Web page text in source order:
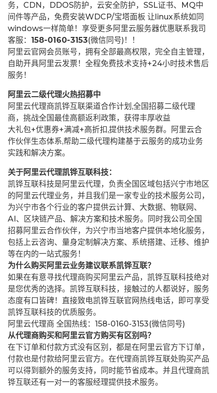
务，CDN，DDOS防护，云安全防护，SSL证书、MQ中
间件等产品，免费安装WDCP/宝塔面板 让 linux系统如同
windows一样简单！享受更多阿里云服务器优惠联系我司
客服： 158-0160-3153(微信同号)！！
阿里云官网会员账号，拥有全部最高权限，完全自主管理，
自助开具阿里云发票！全程免费技术支持+24小时技术售后
服务！
阿里云二级代理火热招募中
阿里云代理商凯铧互联渠道合作计划,全国招募二级代理
商，挑战全国最佳高额返利政策，获得丰厚收益
大礼包+优惠券+满减+高折扣,提供技术服务群。阿里云合
作伙伴生态体系,帮助二级代理构建基于云服务的成功业务
实践和解决方案。
关于阿里云代理凯铧互联科技：
凯铧互联科技是阿里云代理，负责全国区域包括兴宁市地区
的阿里云代理业务，并且我们是一家专业的技术服务公司，
为兴宁市各个行业的客户提供云计算、大数据、物联网、
AI、区块链产品、解决方案和技术服务。同时我公司全国
招募阿里云合作伙伴，为兴宁市当地客户提供本地化服务，
包括上云咨询、量身定制解决方案、系统搭建、迁移、维护
等在内的一站式服务！
为什么购买阿里云业务建议联系凯铧互联？
如果在有意寻找代理商购买阿里云产品，凯铧互联科技绝对
是您优秀的选择。凯铧互联科技，接触过的人都说好，服务
态度有口皆碑！直接致电凯铧互联官网热线电话，即可享受
凯铧互联科技的优质服务。
阿里云代理商 全国热线：158-0160-3153(微信同号)
从代理商购买和阿里云官方购买有区别吗？
在下订单和付款方式没有区别，都是在阿里云官方下订单，
付款也是付款给阿里云官方。在代理商凯铧互联处购买产品
可以得到额外的服务支持，同时能节省成本。并且代理商凯
铧互联还有一对一的客服经理提供技术服务。